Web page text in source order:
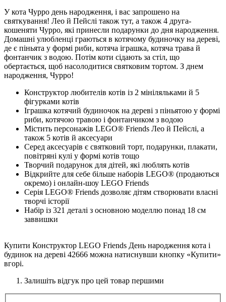
У кота Чурро день народження, і вас запрошено на
святкування! Лео й Пейслі також тут, а також 4 друга-
кошеняти Чурро, які принесли подарунки до дня народження.
Домашні улюбленці граються в котячому будиночку на дереві,
де є піньята у формі риби, котяча іграшка, котяча трава й
фонтанчик з водою. Потім коти сідають за стіл, що
обертається, щоб насолодитися святковим тортом. З днем
народження, Чурро!
Конструктор любителів котів із 2 мініляльками й 5
фігурками котів
Іграшка котячий будиночок на дереві з піньятою у формі
риби, котячою травою і фонтанчиком з водою
Містить персонажів LEGO® Friends Лео й Пейслі, а
також 5 котів й аксесуари
Серед аксесуарів є святковий торт, подарунки, плакати,
повітряні кулі у формі котів тощо
Творчий подарунок для дітей, які люблять котів
Відкрийте для себе більше наборів LEGO® (продаються
окремо) і онлайн-шоу LEGO Friends
Серія LEGO® Friends дозволяє дітям створювати власні
творчі історії
Набір із 321 деталі з основною моделлю понад 18 см
заввишки
Купити Конструктор LEGO Friends День народження кота і
будинок на дереві 42666 можна натиснувши кнопку «Купити»
вгорі.
Залишіть відгук про цей товар першими